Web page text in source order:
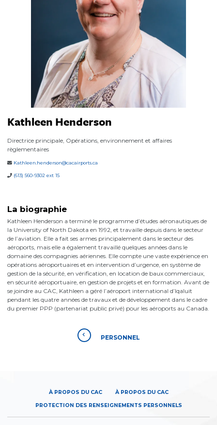
Kathleen Henderson
Directrice principale, Opérations, environnement et affaires
règlementaires
Kathleen.henderson@cacairports.ca
(613) 560-9302 ext 15
La biographie
Kathleen Henderson a terminé le programme d’études aéronautiques de
la University of North Dakota en 1992, et travaille depuis dans le secteur
de l’aviation. Elle a fait ses armes principalement dans le secteur des
aéroports, mais elle a également travaillé quelques années dans le
domaine des compagnies aériennes. Elle compte une vaste expérience en
opérations aéroportuaires et en intervention d’urgence, en système de
gestion de la sécurité, en vérification, en location de baux commerciaux,
en sécurité aéroportuaire, en gestion de projets et en formation. Avant de
se joindre au CAC, Kathleen a géré l’aéroport international d’Iqaluit
pendant les quatre années de travaux et de développement dans le cadre
du premier PPP (partenariat public privé) pour les aéroports au Canada.
PERSONNEL
À PROPOS DU CAC À PROPOS DU CAC
PROTECTION DES RENSEIGNEMENTS PERSONNELS